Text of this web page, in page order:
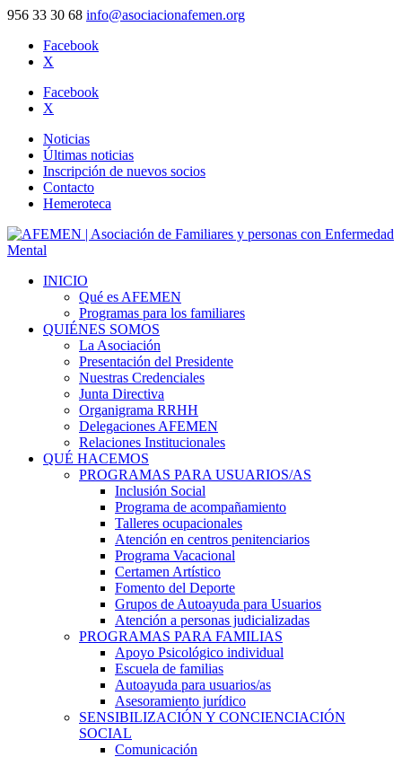
956 33 30 68 info@asociacionafemen.org
Facebook
X
Facebook
X
Noticias
Últimas noticias
Inscripción de nuevos socios
Contacto
Hemeroteca
INICIO
Qué es AFEMEN
Programas para los familiares
QUIÉNES SOMOS
La Asociación
Presentación del Presidente
Nuestras Credenciales
Junta Directiva
Organigrama RRHH
Delegaciones AFEMEN
Relaciones Institucionales
QUÉ HACEMOS
PROGRAMAS PARA USUARIOS/AS
Inclusión Social
Programa de acompañamiento
Talleres ocupacionales
Atención en centros penitenciarios
Programa Vacacional
Certamen Artístico
Fomento del Deporte
Grupos de Autoayuda para Usuarios
Atención a personas judicializadas
PROGRAMAS PARA FAMILIAS
Apoyo Psicológico individual
Escuela de familias
Autoayuda para usuarios/as
Asesoramiento jurídico
SENSIBILIZACIÓN Y CONCIENCIACIÓN
SOCIAL
Comunicación